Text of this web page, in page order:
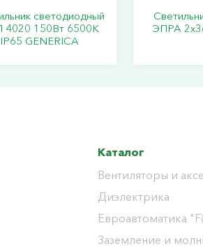
светодиодный
150Вт 6500К
IP65 GENERICA
ЭПРА
Каталог
Вентиляторы и
Диэлектрика
Евроавтоматика
Заземление и